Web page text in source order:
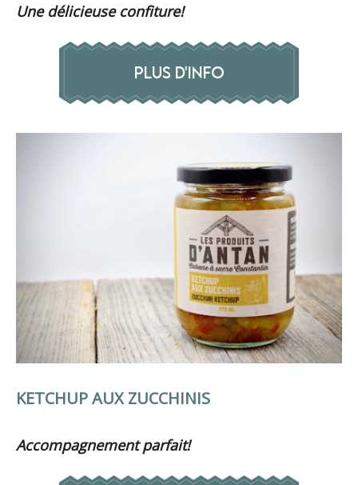
Une délicieuse confiture!
PLUS D'INFO
KETCHUP AUX ZUCCHINIS
Accompagnement parfait!